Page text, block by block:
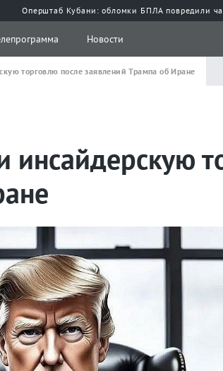
Оперштаб Кубани: обломки БПЛА повредили
Новости
торговлю после заявлений Трампа об Иране